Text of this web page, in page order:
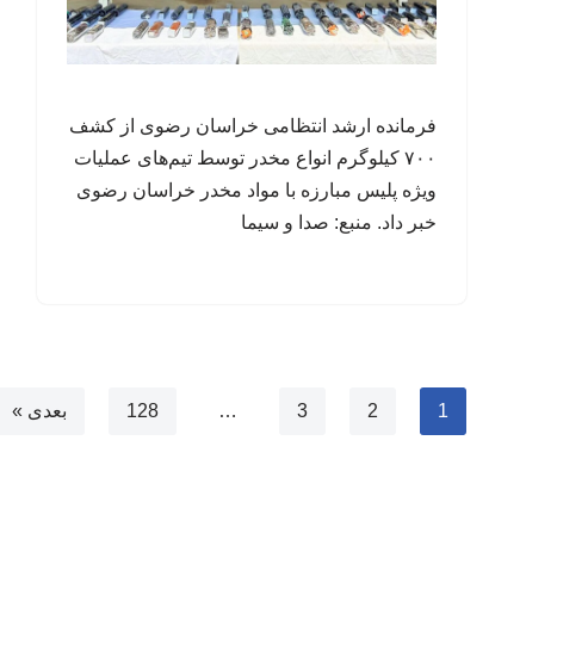
فرمانده ارشد انتظامی خراسان رضوی از کشف
۷۰۰ کیلوگرم انواع مخدر توسط تیم‌های عملیات
ویژه پلیس مبارزه با مواد مخدر خراسان رضوی
خبر داد. منبع: صدا و سیما
1
2
3
…
128 بعدی »